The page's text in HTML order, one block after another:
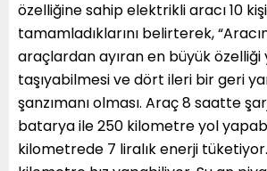
özelliğine sahip elektrikli aracı 10
tamamladıklarını belirterek,
araçlardan ayıran en büyük özelliği
taşıyabilmesi ve dört ileri bir geri
şanzımanı olması. Araç 8 saatte
batarya ile 250 kilometre yol
kilometrede 7 liralık enerji